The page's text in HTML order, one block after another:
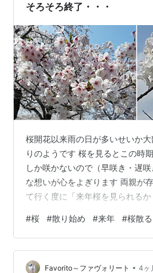
そろそろ終了・・・
桜開花以来雨の日が多いせいか
りのようです 桜を見るとこの時
しか咲かないので（早咲き・遅
な想いが心をよぎります 両親が
て行く度に「来年桜を見られる
分ごととして「来年桜を愛でるこ
やかな桜を見ながらついつい想
品！人気のおみそ汁】鰹節屋が
ズドライみそ汁＆スープ（5種×
#桜 #散り始め #来年 #桜散る
Favorito～ファヴォリート • 4ヶ